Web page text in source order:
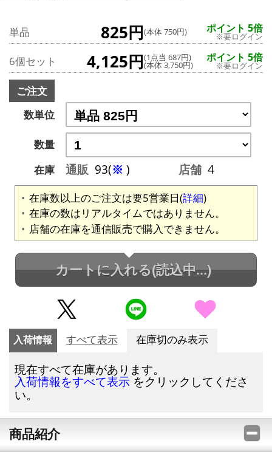
単品 825円(本体 750円) ポイント 5倍
※要ログイン
6個セット 4,125円(1点当 687円)
(本体 3,750円)
ポイント 5倍
※要ログイン
ご注文
数単位
数量
在庫
通販 93(※ ) 店舗 4
在庫数以上のご注文は要5営業日(詳細)
在庫の数はリアルタイムではありません。
店舗の在庫を通信販売で購入できません。
カートに入れる(読込中...)
入荷情報 すべて表示 在庫切のみ表示
現在すべて在庫があります。
入荷情報をすべて表示 をクリックしてくださ
い。
商品紹介